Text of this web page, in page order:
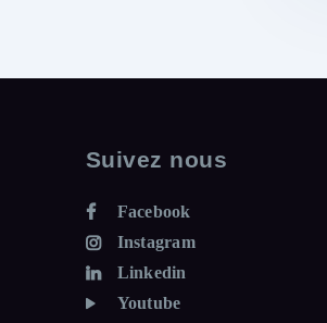
Suivez nous
Facebook
Instagram
Linkedin
Youtube